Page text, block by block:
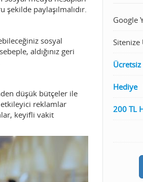
paylaşılmalıdır.
sosyal
aldığınız geri
düşük bütçeler ile
reklamlar
keyifli vakit
Google
Ücretsiz
Hediye
200 TL